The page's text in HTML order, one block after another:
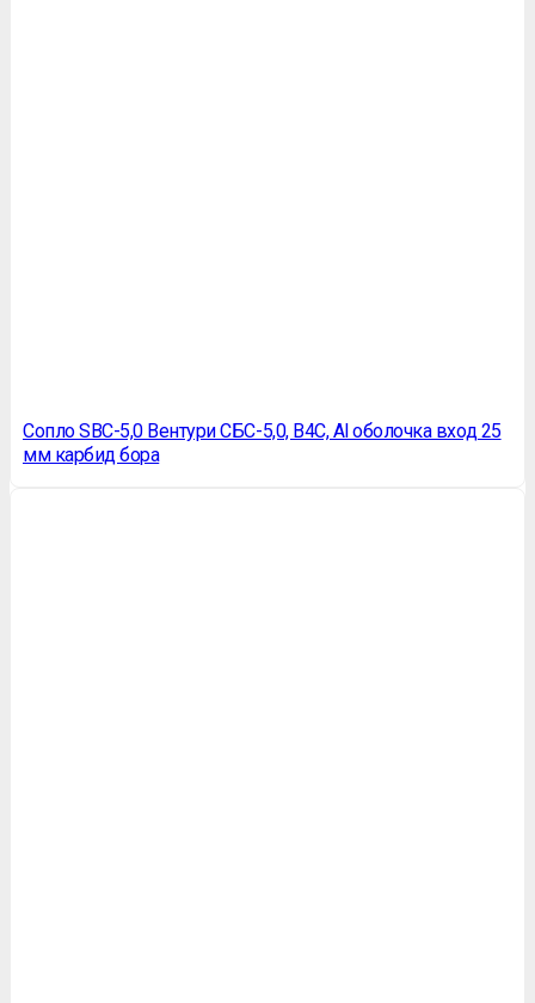
Сопло SBC-5,0 Вентури СБС-5,0, B4C, Al оболочка вход 25
мм карбид бора